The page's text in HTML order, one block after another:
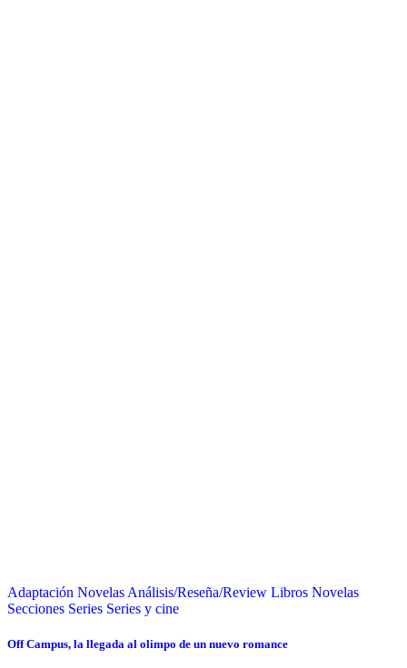
Adaptación Novelas Análisis/Reseña/Review Libros Novelas
Secciones Series Series y cine
Off Campus, la llegada al olimpo de un nuevo romance